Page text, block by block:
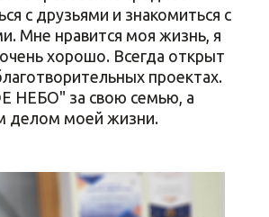
с друзьями и знакомиться с
Мне нравится моя жизнь, я
хорошо. Всегда открыт
проектах.
НЕБО" за свою семью, а
делом моей жизни.